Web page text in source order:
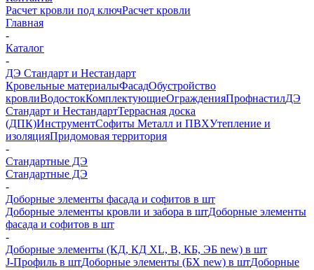
Расчет кровли под ключРасчет кровли
Главная
-
Каталог
-
ДЭ Стандарт и Нестандарт
Кровельные материалыФасадОбустройство
кровлиВодостокКомплектующиеОгражденияПрофнастилДЭ
Стандарт и НестандартТеррасная доска
(ДПК)ИнструментСофиты Металл и ПВХУтепление и
изоляцияПридомовая территория
-
Стандартные ДЭ
Стандартные ДЭ
-
Доборные элементы фасада и софитов в шт
Доборные элементы кровли и забора в штДоборные элементы
фасада и софитов в шт
-
Доборные элементы (КД, КД XL, В, КБ, ЭБ new) в шт
J-Профиль в штДоборные элементы (БХ new) в штДоборные